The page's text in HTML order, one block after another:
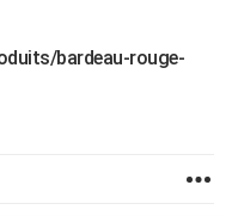
bardeau-rouge-